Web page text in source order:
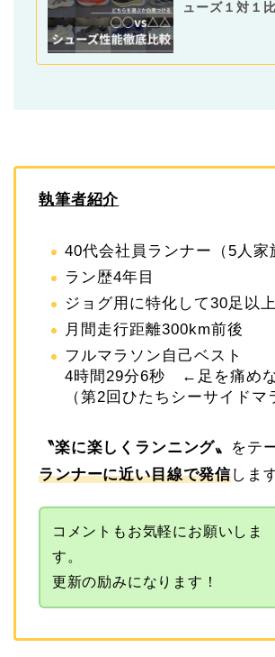
ューズ１対１
執筆者紹介
40代会社員ランナー（5人家
ラン歴4年目
ジョグ用に特化して30足以
月間走行距離300km前後
フルマラソン自己ベスト
4時間29分6秒 ←足を痛め
（第2回ひたちシーサイドマ
〝楽に楽しくランニング〟 をテ
ランナーに近い目線で発信しま
コメントもお気軽にお願いしま
す。
更新の励みになります！